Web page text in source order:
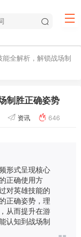
能全解析，解锁战场制
制胜正确姿势
资讯 646
形式呈现核心
正确使用方
对英雄技能的
正确姿势，理
从而提升在游
认知到战场制